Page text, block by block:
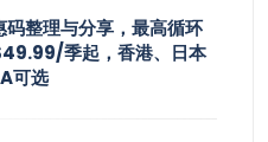
码整理与分享，最高循环
季起，香港、日本
可选